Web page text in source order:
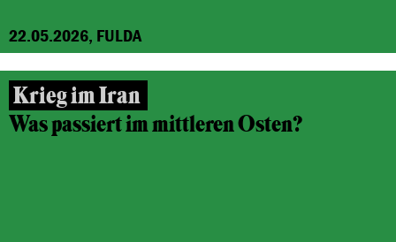
22.05.2026, FULDA
Krieg im Iran
Was passiert im mittleren Osten?